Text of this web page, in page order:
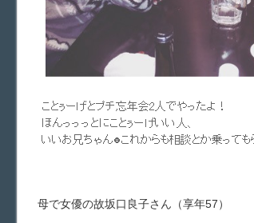
母で女優の故坂口良子さん（享年57）